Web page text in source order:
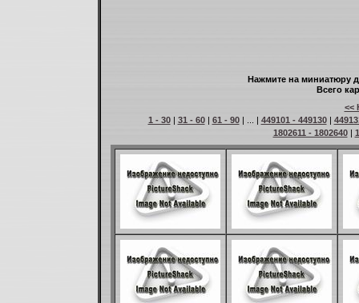
Нажмите на миниатюру
Всего
<<
1 - 30| 31 - 60| 61 - 90| ... | 449101 - 449130|
1802611 - 1802640|